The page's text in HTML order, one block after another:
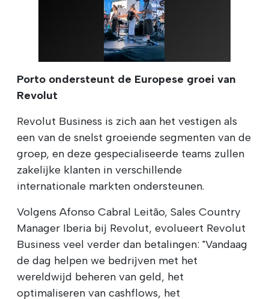
Porto ondersteunt de Europese groei van
Revolut
Revolut Business is zich aan het vestigen als
een van de snelst groeiende segmenten van de
groep, en deze gespecialiseerde teams zullen
zakelijke klanten in verschillende
internationale markten ondersteunen.
Volgens Afonso Cabral Leitão, Sales Country
Manager Iberia bij Revolut, evolueert Revolut
Business veel verder dan betalingen: "Vandaag
de dag helpen we bedrijven met het
wereldwijd beheren van geld, het
optimaliseren van cashflows, het